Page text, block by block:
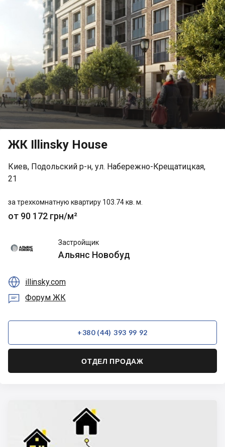
ЖК Illinsky House
Киев, Подольский р-н, ул. Набережно-Крещатицкая,
21
за трехкомнатную квартиру 103.74 кв. м.
от 90 172 грн/м²
Новобуд
Застройщик
Альянс Новобуд
 illinsky.com
 Форум ЖК
+380 (44) 393 99 92
ОТДЕЛ ПРОДАЖ